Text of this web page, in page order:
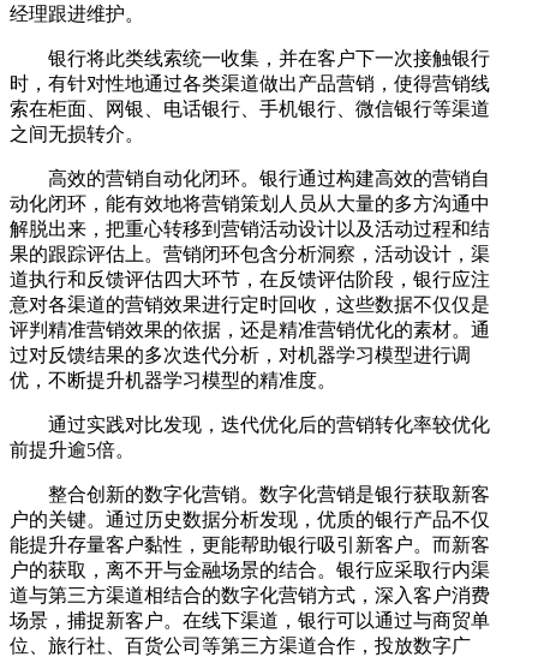
经理跟进维护。
银行将此类线索统一收集，并在客户下一次接触银行
时，有针对性地通过各类渠道做出产品营销，使得营销线
索在柜面、网银、电话银行、手机银行、微信银行等渠道
之间无损转介。
高效的营销自动化闭环。银行通过构建高效的营销自
动化闭环，能有效地将营销策划人员从大量的多方沟通中
解脱出来，把重心转移到营销活动设计以及活动过程和结
果的跟踪评估上。营销闭环包含分析洞察，活动设计，渠
道执行和反馈评估四大环节，在反馈评估阶段，银行应注
意对各渠道的营销效果进行定时回收，这些数据不仅仅是
评判精准营销效果的依据，还是精准营销优化的素材。通
过对反馈结果的多次迭代分析，对机器学习模型进行调
优，不断提升机器学习模型的精准度。
通过实践对比发现，迭代优化后的营销转化率较优化
前提升逾5倍。
整合创新的数字化营销。数字化营销是银行获取新客
户的关键。通过历史数据分析发现，优质的银行产品不仅
能提升存量客户黏性，更能帮助银行吸引新客户。而新客
户的获取，离不开与金融场景的结合。银行应采取行内渠
道与第三方渠道相结合的数字化营销方式，深入客户消费
场景，捕捉新客户。在线下渠道，银行可以通过与商贸单
位、旅行社、百货公司等第三方渠道合作，投放数字广